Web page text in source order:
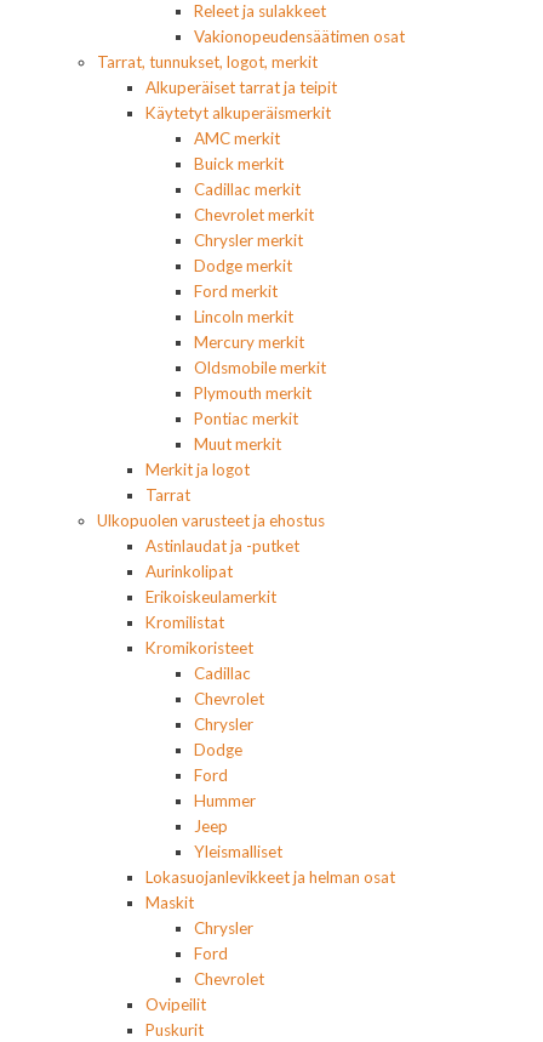
Releet ja sulakkeet
Vakionopeudensäätimen osat
Tarrat, tunnukset, logot, merkit
Alkuperäiset tarrat ja teipit
Käytetyt alkuperäismerkit
AMC merkit
Buick merkit
Cadillac merkit
Chevrolet merkit
Chrysler merkit
Dodge merkit
Ford merkit
Lincoln merkit
Mercury merkit
Oldsmobile merkit
Plymouth merkit
Pontiac merkit
Muut merkit
Merkit ja logot
Tarrat
Ulkopuolen varusteet ja ehostus
Astinlaudat ja -putket
Aurinkolipat
Erikoiskeulamerkit
Kromilistat
Kromikoristeet
Cadillac
Chevrolet
Chrysler
Dodge
Ford
Hummer
Jeep
Yleismalliset
Lokasuojanlevikkeet ja helman osat
Maskit
Chrysler
Ford
Chevrolet
Ovipeilit
Puskurit